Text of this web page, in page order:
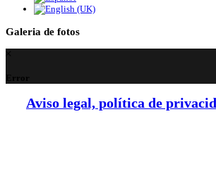
Galeria de fotos
Error
Aviso legal, política de